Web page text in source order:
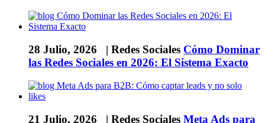
28 Julio, 2026 | Redes Sociales Cómo Dominar
las Redes Sociales en 2026: El Sistema Exacto
21 Julio, 2026 | Redes Sociales Meta Ads para